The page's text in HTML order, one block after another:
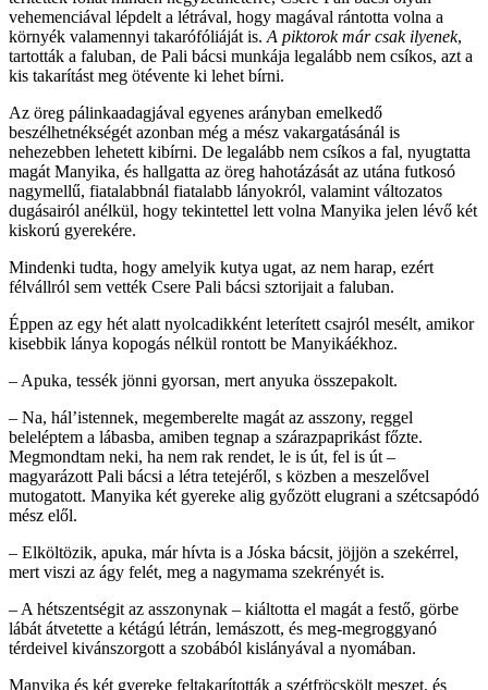
vehemenciával lépdelt a létrával, hogy magával rántotta volna a
környék valamennyi takarófóliáját is. A piktorok már csak ilyenek,
tartották a faluban, de Pali bácsi munkája legalább nem csíkos, azt a
kis takarítást meg ötévente ki lehet bírni.
Az öreg pálinkaadagjával egyenes arányban emelkedő
beszélhetnékségét azonban még a mész vakargatásánál is
nehezebben lehetett kibírni. De legalább nem csíkos a fal, nyugtatta
magát Manyika, és hallgatta az öreg hahotázását az utána futkosó
nagymellű, fiatalabbnál fiatalabb lányokról, valamint változatos
dugásairól anélkül, hogy tekintettel lett volna Manyika jelen lévő két
kiskorú gyerekére.
Mindenki tudta, hogy amelyik kutya ugat, az nem harap, ezért
félvállról sem vették Csere Pali bácsi sztorijait a faluban.
Éppen az egy hét alatt nyolcadikként leterített csajról mesélt, amikor
kisebbik lánya kopogás nélkül rontott be Manyikáékhoz.
– Apuka, tessék jönni gyorsan, mert anyuka összepakolt.
– Na, hál’istennek, megemberelte magát az asszony, reggel
beleléptem a lábasba, amiben tegnap a szárazpaprikást főzte.
Megmondtam neki, ha nem rak rendet, le is út, fel is út –
magyarázott Pali bácsi a létra tetejéről, s közben a meszelővel
mutogatott. Manyika két gyereke alig győzött elugrani a szétcsapódó
mész elől.
– Elköltözik, apuka, már hívta is a Jóska bácsit, jöjjön a szekérrel,
mert viszi az ágy felét, meg a nagymama szekrényét is.
– A hétszentségit az asszonynak – kiáltotta el magát a festő, görbe
lábát átvetette a kétágú létrán, lemászott, és meg-megroggyanó
térdeivel kivánszorgott a szobából kislányával a nyomában.
Manyika és két gyereke feltakarították a szétfröcskölt meszet, és